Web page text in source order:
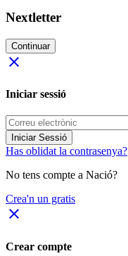
Nextletter
Continuar
close
Iniciar sessió
Iniciar Sessió
Has oblidat la contrasenya?
No tens compte a Nació?
Crea'n un gratis
close
Crear compte